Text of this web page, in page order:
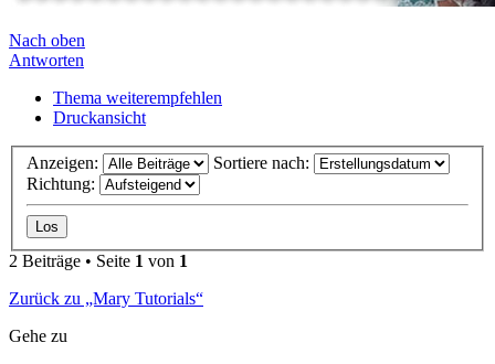
Nach oben
Antworten
Thema weiterempfehlen
Druckansicht
Anzeigen:
Sortiere nach:
Richtung:
2 Beiträge • Seite 1 von 1
Zurück zu „Mary Tutorials“
Gehe zu